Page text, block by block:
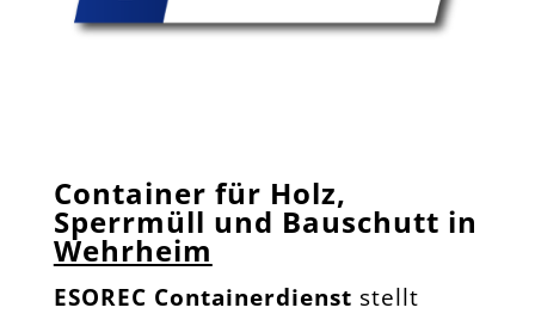
Container für Holz,
Sperrmüll und Bauschutt in
Wehrheim
ESOREC Containerdienst stellt